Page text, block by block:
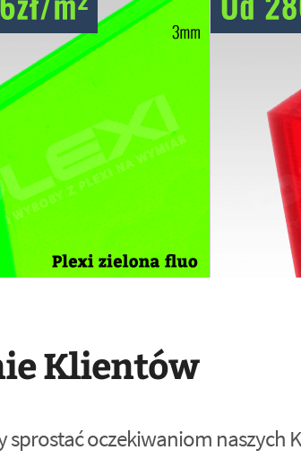
Klientów
oczekiwaniom naszych